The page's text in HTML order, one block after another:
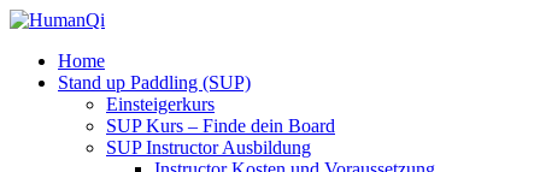
Home
Stand up Paddling (SUP)
Einsteigerkurs
SUP Kurs – Finde dein Board
SUP Instructor Ausbildung